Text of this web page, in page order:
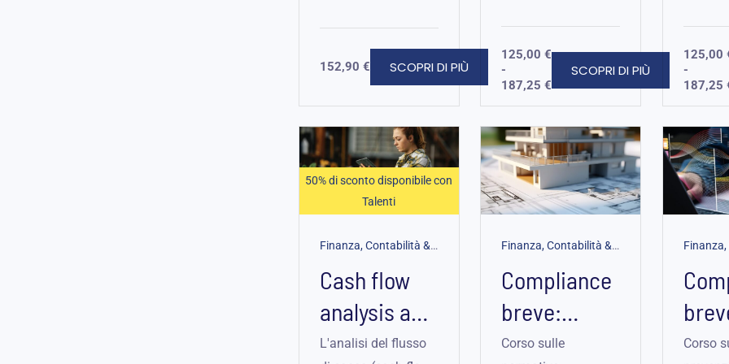
152,90 € SCOPRI DI PIÙ
125,00€
-
187,25€
SCOPRI DI PIÙ
125,00
-
187,25
50% di sconto disponibile con
Talenti
Finanza, Contabilità & Controllo di Gestione |Business Workshop
Cash flow
analysis and
business
L'analisi del flusso
Fascia
di
prezzo:
da
125,00 €
a
Finanza, Contabilità & Controllo di Gestione |
Compliance
breve:
Appalti
Corso sulle
Corso